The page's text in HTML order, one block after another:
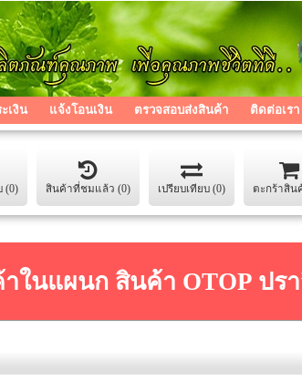
เงิน แจ้งโอนเงิน ตรวจสอบส่งสินค้า ติดต่อเรา
(0) สินค้าที่ชมแล้ว (0) เปรียบเทียบ (0) ตะกร้าสิน
ในแผนก สินค้า OTOP ปร